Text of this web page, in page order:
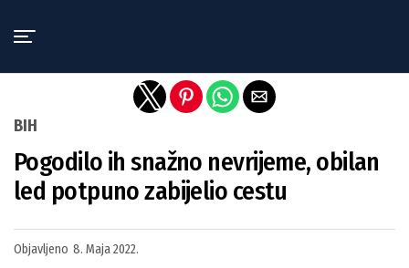
BIH
Pogodilo ih snažno nevrijeme, obilan
led potpuno zabijelio cestu
Objavljeno 8. Maja 2022.